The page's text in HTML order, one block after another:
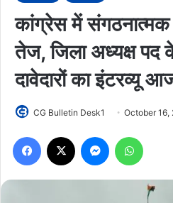
कांग्रेस में संगठनात्मक
तेज, जिला अध्यक्ष पद
दावेदारों का इंटरव्यू
CG Bulletin Desk1 October 16,
Facebook Messenger